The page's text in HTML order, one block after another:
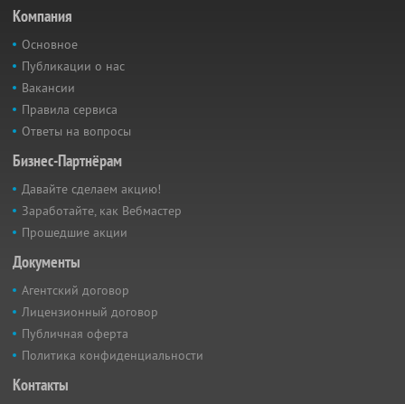
Компания
Основное
Публикации о нас
Вакансии
Правила сервиса
Ответы на вопросы
Бизнес-Партнёрам
Давайте сделаем акцию!
Заработайте, как Вебмастер
Прошедшие акции
Документы
Агентский договор
Лицензионный договор
Публичная оферта
Политика конфиденциальности
Контакты